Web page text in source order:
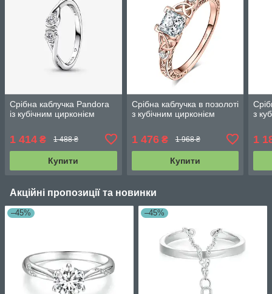
Срібна каблучка Pandora
із кубічним цирконієм
1 414 ₴ 1 488 ₴
Купити
Срібна каблучка в позолоті
з кубічним цирконієм
1 476₴ 1 968 ₴
Купити
з
1
Акційні пропозиції та новинки
–45% –45%